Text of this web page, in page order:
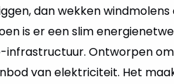
dan wekken
is er een slim
infrastructuur. Ontworpen
van elektriciteit. Het